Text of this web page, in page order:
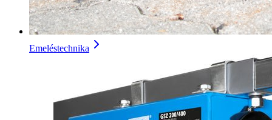
Emeléstechnika